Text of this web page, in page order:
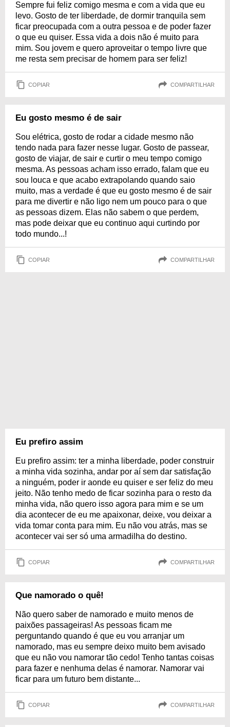
Sempre fui feliz comigo mesma e com a vida que eu
levo. Gosto de ter liberdade, de dormir tranquila sem
ficar preocupada com a outra pessoa e de poder fazer
o que eu quiser. Essa vida a dois não é muito para
mim. Sou jovem e quero aproveitar o tempo livre que
me resta sem precisar de homem para ser feliz!
COPIAR COMPARTILHAR
Eu gosto mesmo é de sair
Sou elétrica, gosto de rodar a cidade mesmo não
tendo nada para fazer nesse lugar. Gosto de passear,
gosto de viajar, de sair e curtir o meu tempo comigo
mesma. As pessoas acham isso errado, falam que eu
sou louca e que acabo extrapolando quando saio
muito, mas a verdade é que eu gosto mesmo é de sair
para me divertir e não ligo nem um pouco para o que
as pessoas dizem. Elas não sabem o que perdem,
mas pode deixar que eu continuo aqui curtindo por
todo mundo...!
COPIAR COMPARTILHAR
Eu prefiro assim
Eu prefiro assim: ter a minha liberdade, poder construir
a minha vida sozinha, andar por aí sem dar satisfação
a ninguém, poder ir aonde eu quiser e ser feliz do meu
jeito. Não tenho medo de ficar sozinha para o resto da
minha vida, não quero isso agora para mim e se um
dia acontecer de eu me apaixonar, deixe, vou deixar a
vida tomar conta para mim. Eu não vou atrás, mas se
acontecer vai ser só uma armadilha do destino.
COPIAR COMPARTILHAR
Que namorado o quê!
Não quero saber de namorado e muito menos de
paixões passageiras! As pessoas ficam me
perguntando quando é que eu vou arranjar um
namorado, mas eu sempre deixo muito bem avisado
que eu não vou namorar tão cedo! Tenho tantas coisas
para fazer e nenhuma delas é namorar. Namorar vai
ficar para um futuro bem distante...
COPIAR COMPARTILHAR